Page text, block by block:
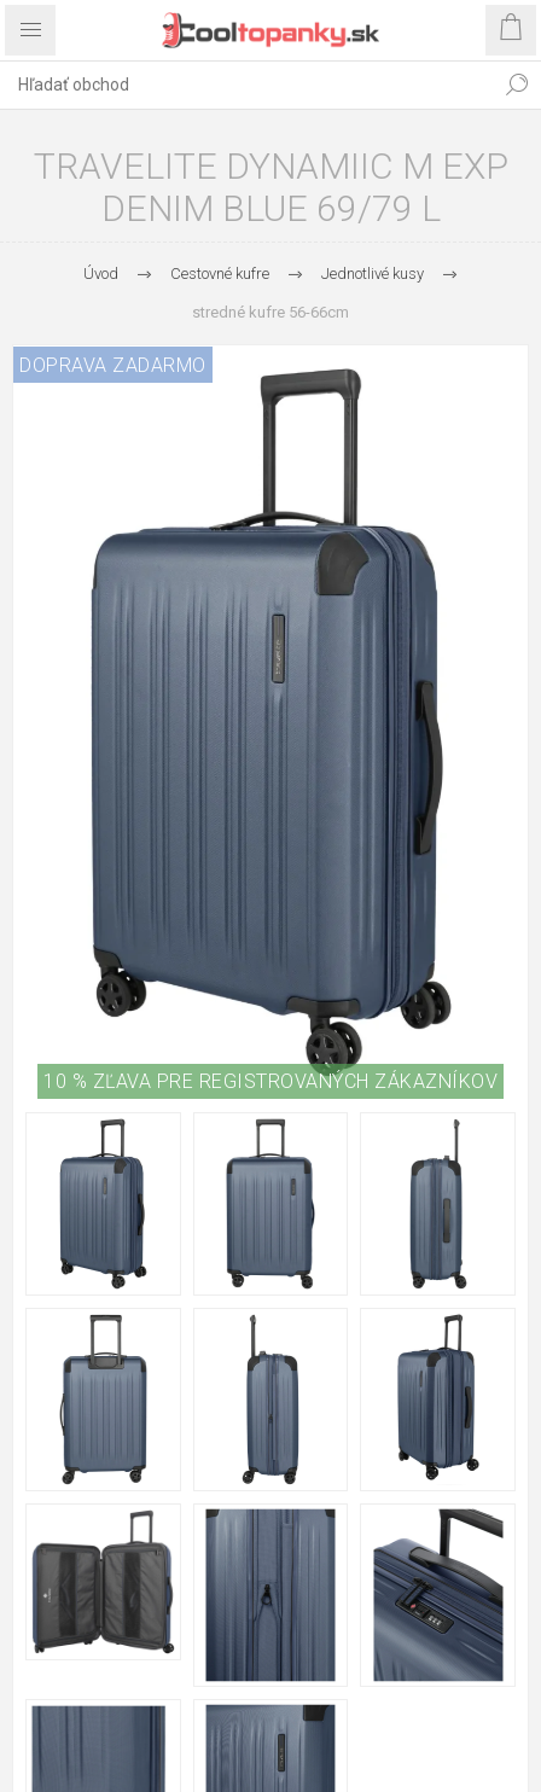
TRAVELITE DYNAMIIC M EXP
DENIM BLUE 69/79 L
Úvod Cestovné kufre Jednotlivé kusy
stredné kufre 56-66cm
DOPRAVA ZADARMO
10 % ZĽAVA PRE REGISTROVANÝCH ZÁKAZNÍKOV